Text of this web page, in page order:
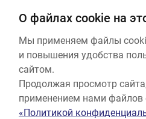
О файлах cookie на
Мы применяем файлы
и повышения удобства
сайтом.
Продолжая просмотр
применением нами файлов
«Политикой